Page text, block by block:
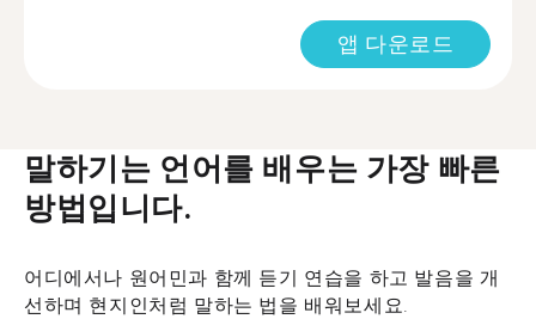
앱 다운로드
말하기는 언어를 배우는 가장 빠른
방법입니다.
어디에서나 원어민과 함께 듣기 연습을 하고 발음을 개
선하며 현지인처럼 말하는 법을 배워보세요.